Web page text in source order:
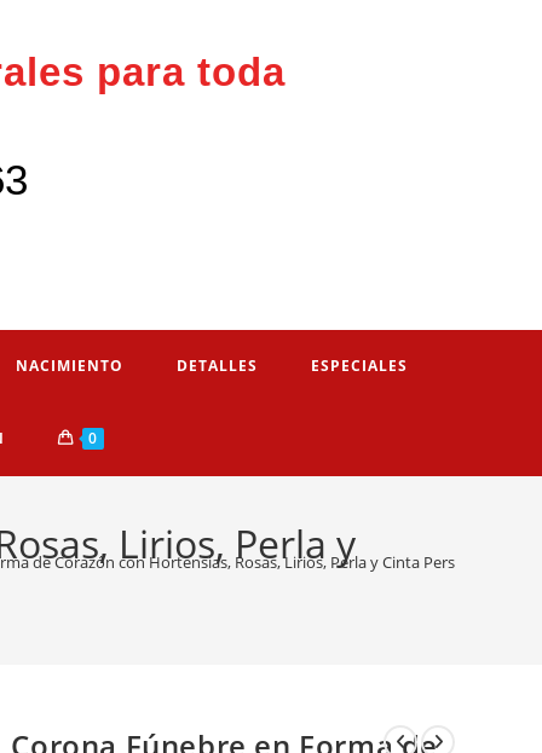
para toda
NACIMIENTO DETALLES ESPECIALES
0
Lirios, Perla y
de Corazón con Hortensias, Rosas, Lirios, Perla y Cinta Personalizada